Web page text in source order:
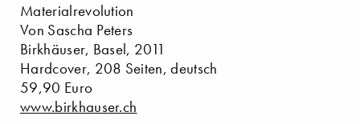
Materialrevolution
Von Sascha Peters
Birkhäuser, Basel, 2011
Hardcover, 208 Seiten, deutsch
59,90 Euro
www.birkhauser.ch